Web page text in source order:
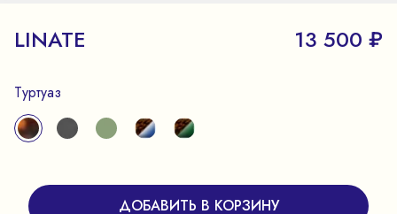
LINATE 13 500 ₽
Туртуаз
ДОБАВИТЬ В КОРЗИНУ